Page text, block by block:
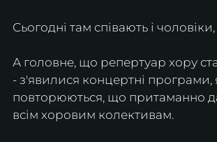
Сьогодні там співають і чоловіки,
А головне, що репертуар хору
- з'явилися концертні програми,
повторюються, що притаманно
всім хоровим колективам.